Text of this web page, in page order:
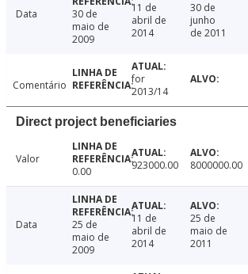
Data
30 de
maio de
2009
11 de
abril de
2014
30 de
junho
de 2011
Comentário
for
2013/14
Direct project beneficiaries
Valor
0.00
923000.00 8000000.00
Data
25 de
maio de
2009
11 de
abril de
2014
25 de
maio de
2011